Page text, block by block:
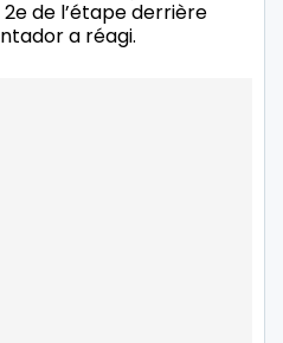
de l’étape derrière
a réagi.